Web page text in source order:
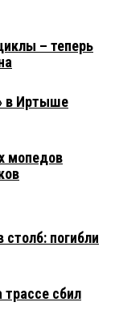
– теперь
в Иртыше
мопедов
погибли
трассе сбил